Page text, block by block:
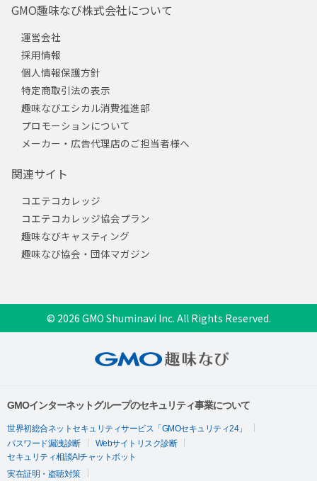
GMO趣味なび株式会社について
運営会社
採用情報
個人情報保護方針
特定商取引法の表示
趣味なびエシカル消費推進部
プロモーションについて
メーカー・広告代理店のご担当者様へ
関連サイト
コエテコカレッジ
コエテコカレッジ協会プラン
趣味なびキャスティング
趣味なび協会・団体マガジン
© 2026 GMO Shuminavi Inc. All Rights Reserved.